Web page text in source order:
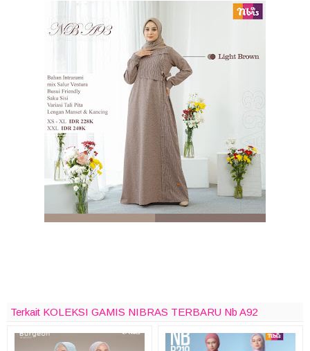
Terkait KOLEKSI GAMIS NIBRAS TERBARU Nb A92